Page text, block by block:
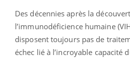
Des décennies après la
l’immunodéficience humaine
disposent toujours pas de
échec lié à l’incroyable capacité